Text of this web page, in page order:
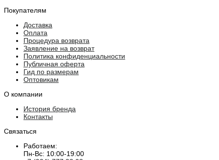
Покупателям
Доставка
Оплата
Процедура возврата
Заявление на возврат
Политика конфиденциальности
Публичная оферта
Гид по размерам
Оптовикам
О компании
История бренда
Контакты
Связаться
Работаем:
Пн-Вс: 10:00-19:00